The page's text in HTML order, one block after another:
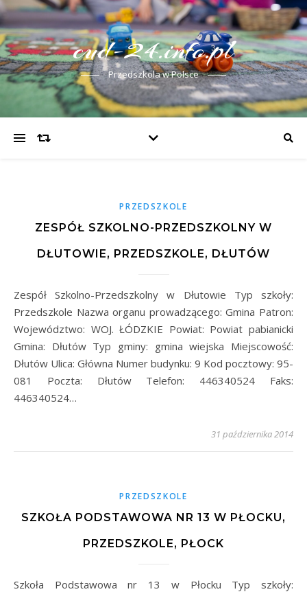
cud-24.info.pl
Przedszkola w Polsce
PRZEDSZKOLE
ZESPÓŁ SZKOLNO-PRZEDSZKOLNY W
DŁUTOWIE, PRZEDSZKOLE, DŁUTÓW
Zespół Szkolno-Przedszkolny w Dłutowie Typ szkoły:
Przedszkole Nazwa organu prowadzącego: Gmina Patron:
Województwo: WOJ. ŁÓDZKIE Powiat: Powiat pabianicki
Gmina: Dłutów Typ gminy: gmina wiejska Miejscowość:
Dłutów Ulica: Główna Numer budynku: 9 Kod pocztowy: 95-
081 Poczta: Dłutów Telefon: 446340524 Faks:
446340524…
31 października 2014
PRZEDSZKOLE
SZKOŁA PODSTAWOWA NR 13 W PŁOCKU,
PRZEDSZKOLE, PŁOCK
Szkoła Podstawowa nr 13 w Płocku Typ szkoły: